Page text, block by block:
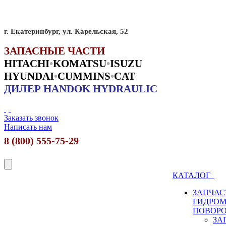
г. Екатеринбург, ул. Карельская, 52
ЗАПАСНЫЕ ЧАСТИ
HITACHI•KOMATSU•ISUZU
HYUNDAI•CUMMINS•CAT
ДИЛЕР HANDOK HYDRAULIC
Заказать звонок
Написать нам
8 (800) 555-75-29
КАТАЛОГ